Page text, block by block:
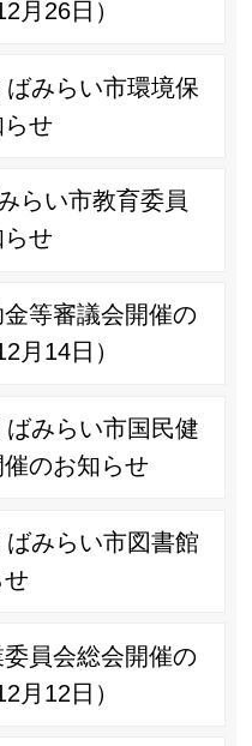
月26日）
みらい市環境保
せ
らい市教育委員
せ
等審議会開催の
月14日）
みらい市国民健
のお知らせ
みらい市図書館
せ
員会総会開催の
月12日）